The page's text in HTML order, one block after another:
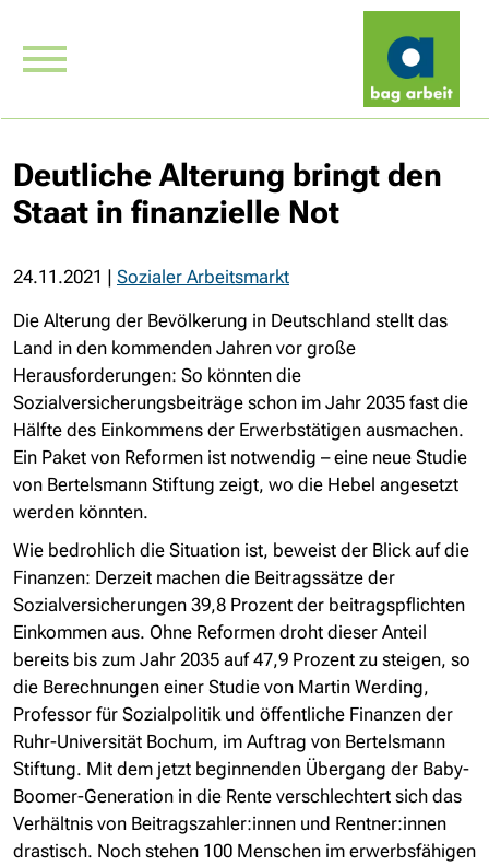
Deutliche Alterung bringt den
Staat in finanzielle Not
24.11.2021 | Sozialer Arbeitsmarkt
Die Alterung der Bevölkerung in Deutschland stellt das
Land in den kommenden Jahren vor große
Herausforderungen: So könnten die
Sozialversicherungsbeiträge schon im Jahr 2035 fast die
Hälfte des Einkommens der Erwerbstätigen ausmachen.
Ein Paket von Reformen ist notwendig – eine neue Studie
von Bertelsmann Stiftung zeigt, wo die Hebel angesetzt
werden könnten.
Wie bedrohlich die Situation ist, beweist der Blick auf die
Finanzen: Derzeit machen die Beitragssätze der
Sozialversicherungen 39,8 Prozent der beitragspflichten
Einkommen aus. Ohne Reformen droht dieser Anteil
bereits bis zum Jahr 2035 auf 47,9 Prozent zu steigen, so
die Berechnungen einer Studie von Martin Werding,
Professor für Sozialpolitik und öffentliche Finanzen der
Ruhr-Universität Bochum, im Auftrag von Bertelsmann
Stiftung. Mit dem jetzt beginnenden Übergang der Baby-
Boomer-Generation in die Rente verschlechtert sich das
Verhältnis von Beitragszahler:innen und Rentner:innen
drastisch. Noch stehen 100 Menschen im erwerbsfähigen